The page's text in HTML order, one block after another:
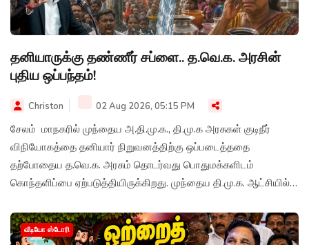
தனியாருக்கு தண்ணீர் சப்ளை.. த.வெ.க. அரசின்
புதிய ஒப்பந்தம்!
Christon 02 Aug 2026, 05:15 PM
சேலம் மாநகரில் முந்தைய அ.தி.மு.க., தி.மு.க அரசுகள் குடிநீர்
விநியோகத்தை தனியார் நிறுவனத்திற்கு ஒப்படைத்ததை
தற்போதைய த.வெ.க. அரசும் தொடர்வது பொதுமக்களிடம்
கொந்தளிப்பை ஏற்படுத்தியிருக்கிறது. முந்தைய தி.மு.க. ஆட்சியில்
சும்யூனிஸ்ட்டுகள் தற்போது சைலன்ட் மோடிற்கு சென்றுள்ளதும் கடும்
விமர்சனமாகியுள்ளது.
வீடியோ ஸ்டோரி